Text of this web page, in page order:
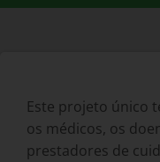
Este projeto único
os médicos, os
prestadores de